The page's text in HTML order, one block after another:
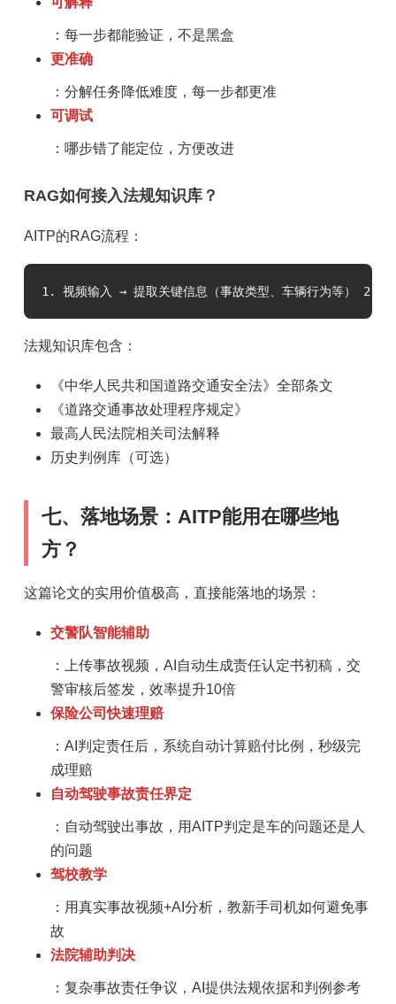
：每一步都能验证，不是黑盒
更准确
：分解任务降低难度，每一步都更准
可调试
：哪步错了能定位，方便改进
RAG如何接入法规知识库？
AITP的RAG流程：
1. 视频输入 → 提取关键信息（事故类型、车辆行为等） 2.
法规知识库包含：
《中华人民共和国道路交通安全法》全部条文
《道路交通事故处理程序规定》
最高人民法院相关司法解释
历史判例库（可选）
七、落地场景：AITP能用在哪些地
方？
这篇论文的实用价值极高，直接能落地的场景：
交警队智能辅助
：上传事故视频，AI自动生成责任认定书初稿，交
警审核后签发，效率提升10倍
保险公司快速理赔
：AI判定责任后，系统自动计算赔付比例，秒级完
成理赔
自动驾驶事故责任界定
：自动驾驶出事故，用AITP判定是车的问题还是人
的问题
驾校教学
：用真实事故视频+AI分析，教新手司机如何避免事
故
法院辅助判决
：复杂事故责任争议，AI提供法规依据和判例参考